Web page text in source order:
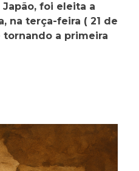
Japão, foi eleita a
na terça-feira ( 21 de
tornando a primeira